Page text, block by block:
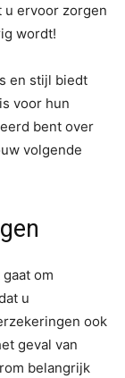
u ervoor zorgen
wordt!
en stijl biedt
voor hun
bent over
volgende
om
u
ook
geval van
belangrijk